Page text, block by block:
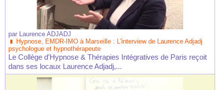
par Laurence ADJADJ
Hypnose, EMDR-IMO à Marseille : L'interview de Laurence Adjadj
psychologue et hypnothérapeute
Le Collège d'Hypnose & Thérapies Intégratives de Paris reçoit
dans ses locaux Laurence Adjadj,...